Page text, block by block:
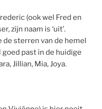
(ook wel Fred en
zijn naam is ‘uit’.
de sterren van de hemel
past in de huidige
Jillian, Mia, Joya.